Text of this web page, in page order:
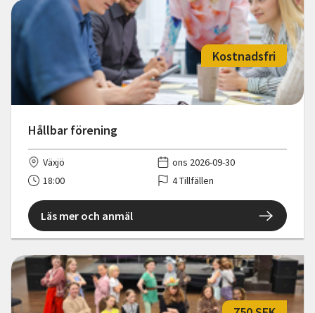
Hållbar förening
Kostnadsfri
Växjö
ons 2026-09-30
18:00
4 Tillfällen
Läs mer och anmäl